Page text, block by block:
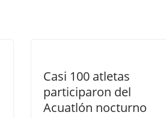
Casi 100 atletas
participaron del
Acuatlón nocturno